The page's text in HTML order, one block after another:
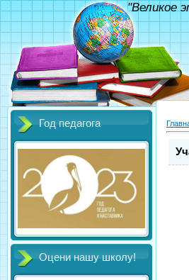
"Великое
Год педагога
Оцени нашу школу!